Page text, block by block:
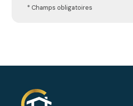
* Champs obligatoires